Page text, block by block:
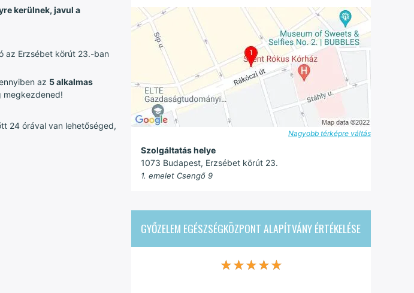
kerülnek, javul a
az Erzsébet körút 23.-ban
az 5 alkalmas
megkezdened!
24 órával van lehetőséged,
Nagyobb térképre váltás
Szolgáltatás helye
1073 Budapest, Erzsébet körút 23.
1. emelet Csengő 9
GYŐZELEM EGÉSZSÉGKÖZPONT ALAPÍTVÁNYÉRTÉKELÉSE
★★★★★
★★★★★